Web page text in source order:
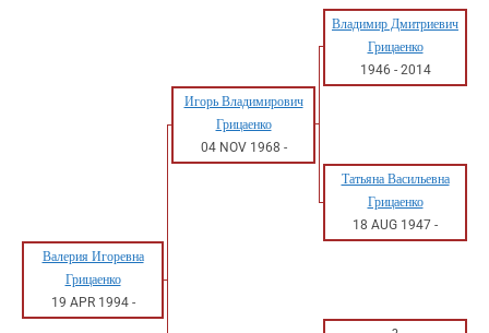
Владимир Дмитриевич
Грицаенко
1946 - 2014
Игорь Владимирович
Грицаенко
04 NOV 1968 -
Татьяна Васильевна
Грицаенко
18 AUG 1947 -
Валерия Игоревна
Грицаенко
19 APR 1994-